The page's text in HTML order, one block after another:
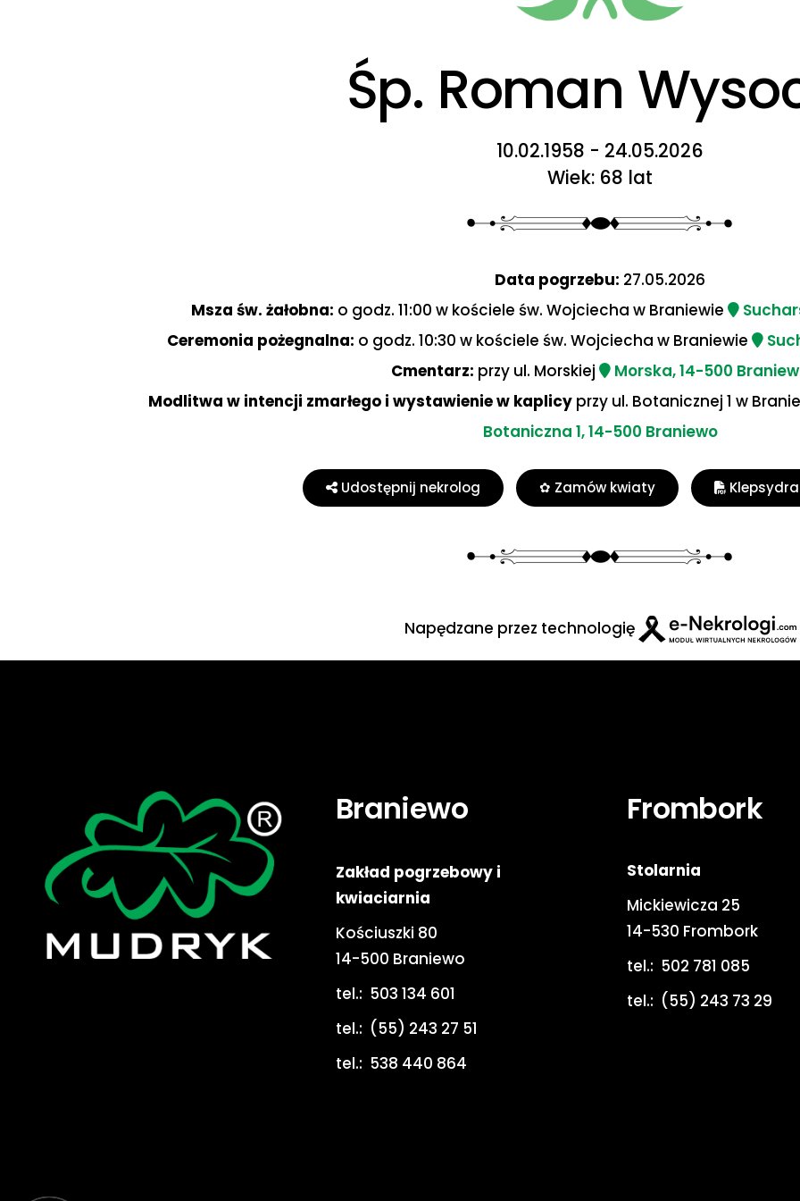
Śp. Roman
10.02.1958 - 24.05.2026
Wiek: 68 lat
Data pogrzebu: 27.05.2026
Msza św. żałobna: o godz. 11:00 w kościele św. Wojciecha w Braniewie
Ceremonia pożegnalna: o godz. 10:30 w kościele św. Wojciecha w Braniewie
Cmentarz: przy ul. Morskiej
Morska, 14-500
Modlitwa w intencji zmarłego i wystawienie w kaplicy przy ul. Botanicznej 1 w
Botaniczna 1, 14-500 Braniewo
Udostępnij nekrolog ✿ Zamów kwiaty
Napędzane przez technologię
Braniewo
Zakład pogrzebowy i
kwiaciarnia
Kościuszki 80
14-500 Braniewo
tel.: 503 134 601
tel.: (55) 243 27 51
tel.: 538 440 864
Frombork
Stolarnia
Mickiewicza 25
14-530 Frombork
tel.: 502 781 085
tel.: (55) 243 73 29